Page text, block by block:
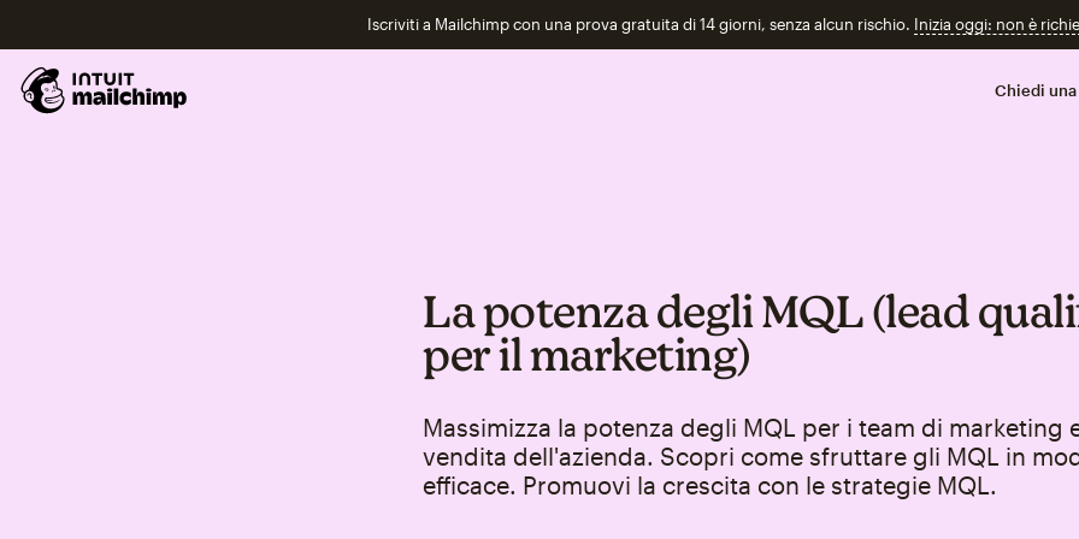
Iscriviti a Mailchimp con una prova gratuita di 14 giorni, senza alcun rischio. Inizia oggi: non è
Chiedi
La potenza degli MQL (lead
per il marketing)
Massimizza la potenza degli MQL per i team di marketing
vendita dell'azienda. Scopri come sfruttare gli MQL in
efficace. Promuovi la crescita con le strategie MQL.